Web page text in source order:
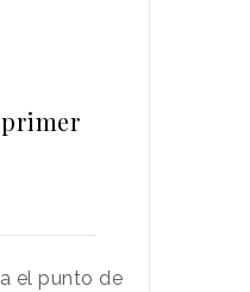
el punto de